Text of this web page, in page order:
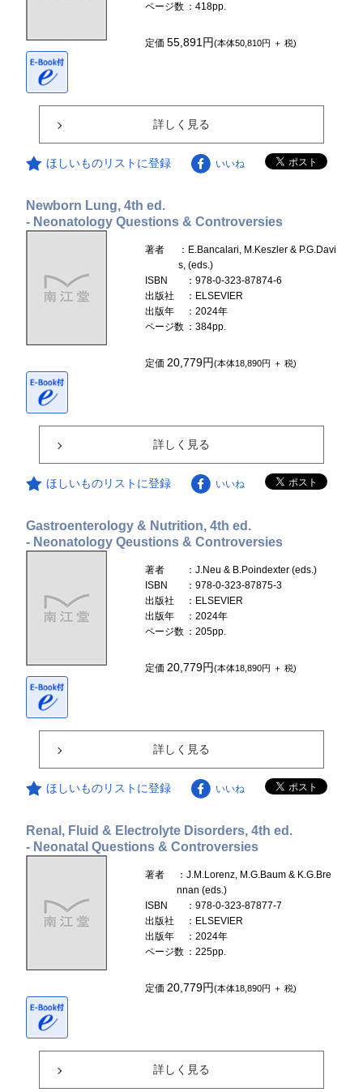
ページ数 ：418pp.
定価55,891円(本体50,810円 ＋ 税)
詳しく見る
ほしいものリストに登録 いいね
Newborn Lung, 4th ed.
- Neonatology Questions & Controversies
著者
：E.Bancalari, M.Keszler & P.G.Davi
s, (eds.)
ISBN
：978-0-323-87874-6
出版社
：ELSEVIER
出版年
：2024年
ページ数 ：384pp.
定価20,779円(本体18,890円 ＋ 税)
詳しく見る
ほしいものリストに登録 いいね
Gastroenterology & Nutrition, 4th ed.
- Neonatology Qeustions & Controversies
著者
：J.Neu & B.Poindexter (eds.)
ISBN
：978-0-323-87875-3
出版社
：ELSEVIER
出版年
：2024年
ページ数 ：205pp.
定価20,779円(本体18,890円 ＋ 税)
詳しく見る
ほしいものリストに登録 いいね
Renal, Fluid & Electrolyte Disorders, 4th ed.
- Neonatal Questions & Controversies
著者
：J.M.Lorenz, M.G.Baum & K.G.Bre
nnan (eds.)
ISBN
：978-0-323-87877-7
出版社
：ELSEVIER
出版年
：2024年
ページ数 ：225pp.
定価20,779円(本体18,890円 ＋ 税)
詳しく見る